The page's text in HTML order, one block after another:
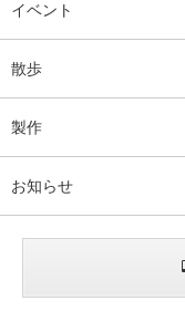
イベント
散歩
製作
お知らせ